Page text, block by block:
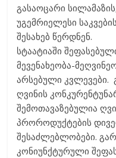
გასაოცარი
უგემრიელესი
შესახებ წერდნენ.
სტაატიაში
მევენახეობა-
არსებული
ღვინის
შემოთავაზებულია
პროროდუქტების
შესაძლებლობები.
კონიუნქტურული